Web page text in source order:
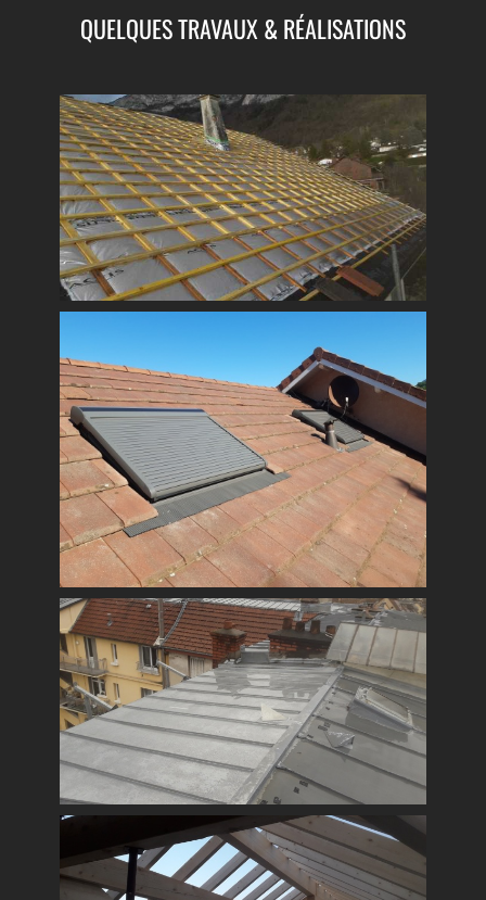
QUELQUES TRAVAUX & RÉALISATIONS